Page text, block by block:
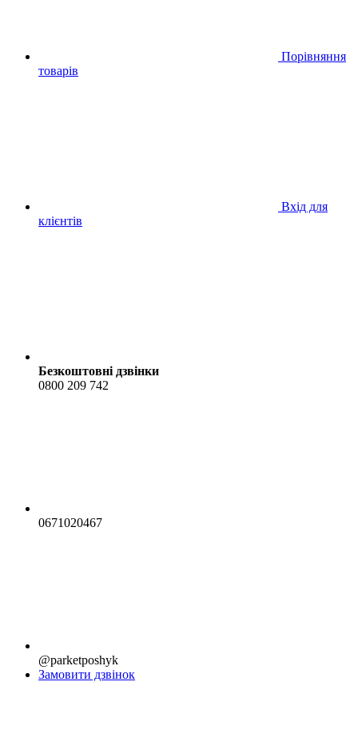
Порівняння
товарів
Вхід для
клієнтів
Безкоштовні дзвінки
0800 209 742
0671020467
@parketposhyk
Замовити дзвінок